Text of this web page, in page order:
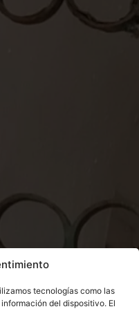
tecnologías como las
del dispositivo. El